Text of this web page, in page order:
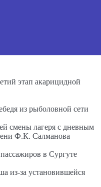
этап акарицидной
из рыболовной сети
смены лагеря с дневным
Ф.К. Салманова
в Сургуте
из-за установившейся